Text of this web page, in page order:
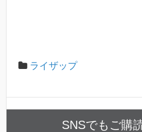
ライザップ
SNSでもご購